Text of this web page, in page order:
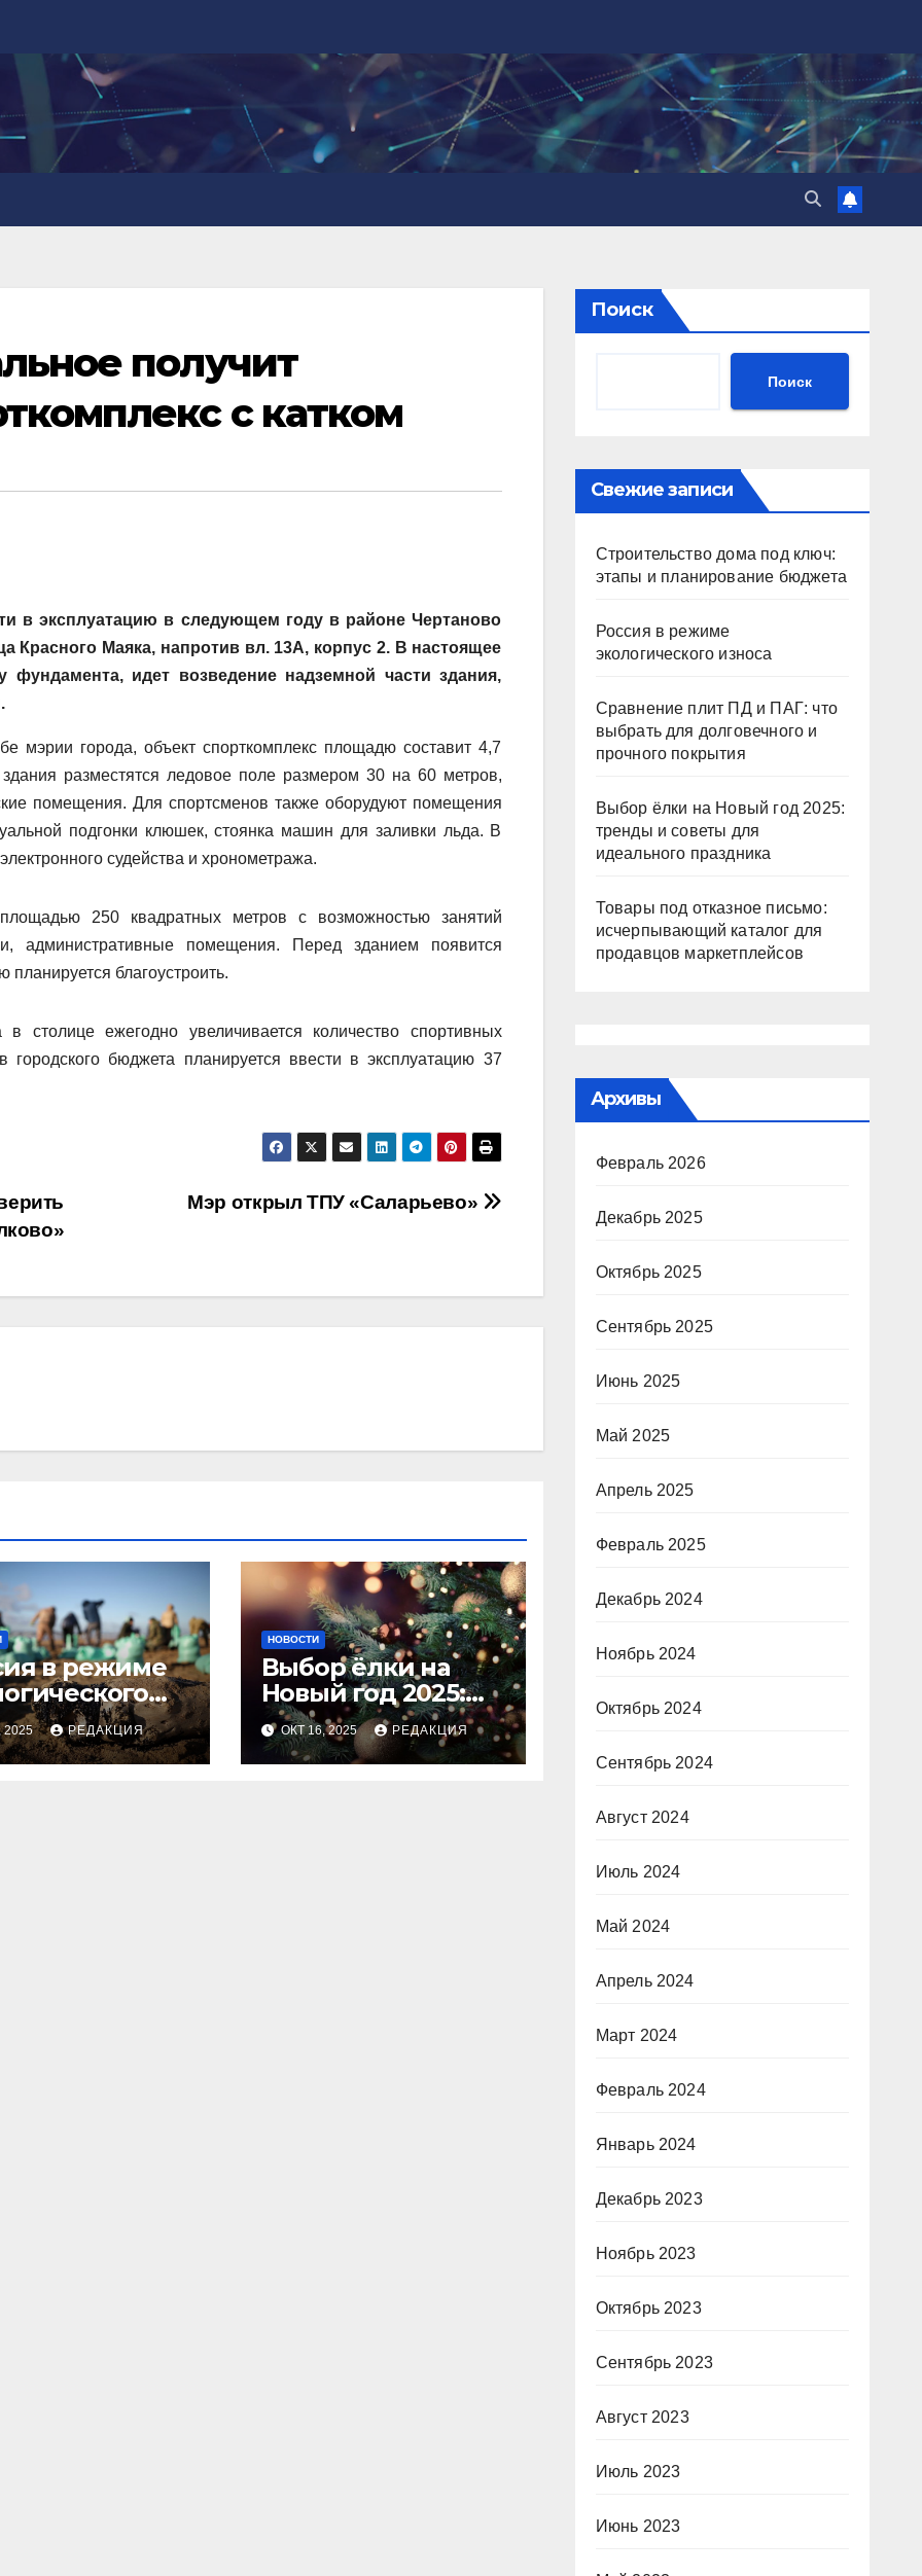
получит
с катком
в эксплуатацию в следующем году в районе Чертаново
Красного Маяка, напротив вл. 13А, корпус 2. В настоящее
идет возведение надземной части здания,
мэрии города, объект спорткомплекс площадю составит 4,7
разместятся ледовое поле размером 30 на 60 метров,
помещения. Для спортсменов также оборудуют помещения
подгонки клюшек, стоянка машин для заливки льда. В
судейства и хронометража.
250 квадратных метров с возможностью занятий
административные помещения. Перед зданием появится
благоустроить.
ежегодно увеличивается количество спортивных
городского бюджета планируется ввести в эксплуатацию 37
Мэр открыл ТПУ «Саларьево»
в режиме
2025 РЕДАКЦИЯ
НОВОСТИ
Выбор ёлки на
Новый год 2025:
тренды и советы
для идеального
праздника
ОКТ 16, 2025 РЕДАКЦИЯ
Поиск
Поиск
Свежие записи
Строительство дома под ключ:
этапы и планирование бюджета
Россия в режиме
экологического износа
Сравнение плит ПД и ПАГ: что
выбрать для долговечного и
прочного покрытия
Выбор ёлки на Новый год 2025:
тренды и советы для
идеального праздника
Товары под отказное письмо:
исчерпывающий каталог для
продавцов маркетплейсов
Архивы
Февраль 2026
Декабрь 2025
Октябрь 2025
Сентябрь 2025
Июнь 2025
Май 2025
Апрель 2025
Февраль 2025
Декабрь 2024
Ноябрь 2024
Октябрь 2024
Сентябрь 2024
Август 2024
Июль 2024
Май 2024
Апрель 2024
Март 2024
Февраль 2024
Январь 2024
Декабрь 2023
Ноябрь 2023
Октябрь 2023
Сентябрь 2023
Август 2023
Июль 2023
Июнь 2023